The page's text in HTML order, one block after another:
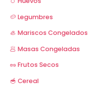
🥔 Legumbres
🦪 Mariscos Congelados
🥟 Masas Congeladas
🥜 Frutos Secos
🥣 Cereal